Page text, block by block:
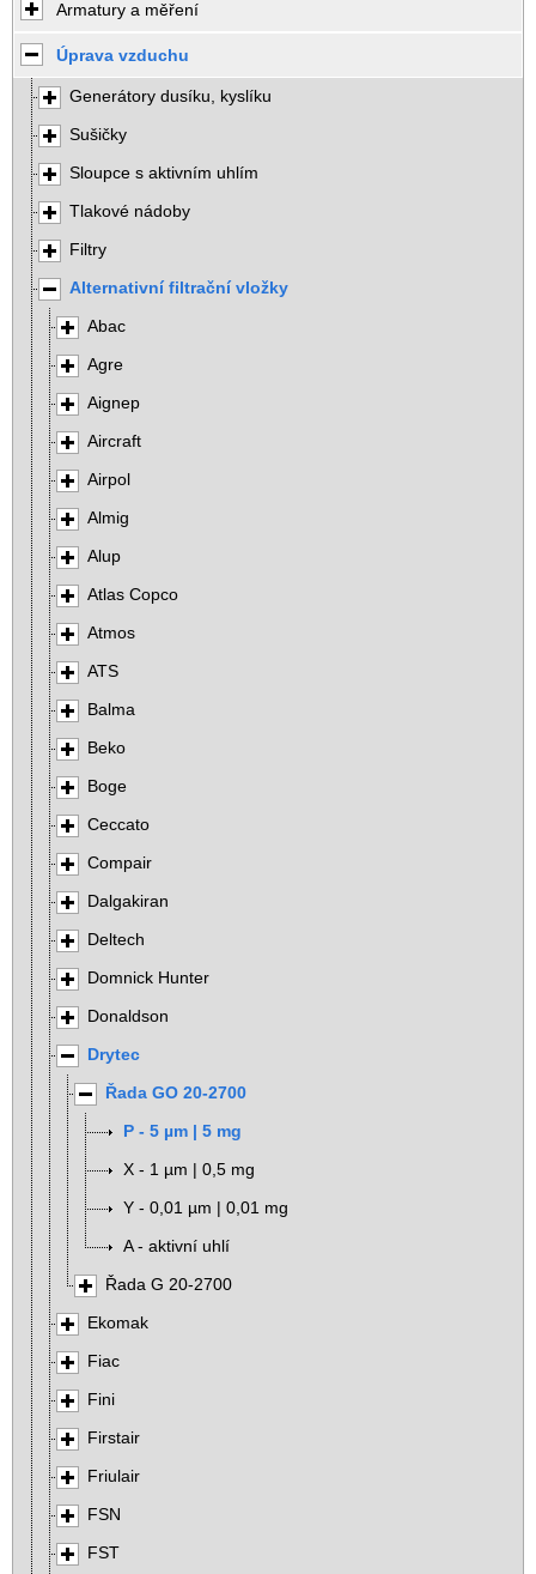
Armatury a měření
Úprava vzduchu
Generátory dusíku, kyslíku
Sušičky
Sloupce s aktivním uhlím
Tlakové nádoby
Filtry
Alternativní filtrační vložky
Abac
Agre
Aignep
Aircraft
Airpol
Almig
Alup
Atlas Copco
Atmos
ATS
Balma
Beko
Boge
Ceccato
Compair
Dalgakiran
Deltech
Domnick Hunter
Donaldson
Drytec
Řada GO 20-2700
P - 5 µm | 5 mg
X - 1 µm | 0,5 mg
Y - 0,01 µm | 0,01 mg
A - aktivní uhlí
Řada G 20-2700
Ekomak
Fiac
Fini
Firstair
Friulair
FSN
FST